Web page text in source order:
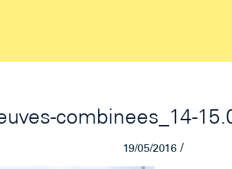
combinees_14-
19/05/2016 /